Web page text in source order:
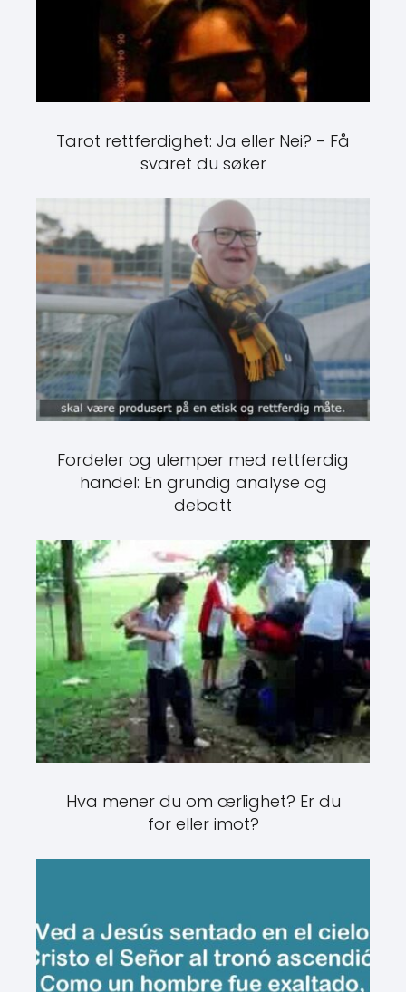
Tarot rettferdighet: Ja eller Nei? - Få
svaret du søker
Fordeler og ulemper med rettferdig
handel: En grundig analyse og
debatt
Hva mener du om ærlighet? Er du
for eller imot?